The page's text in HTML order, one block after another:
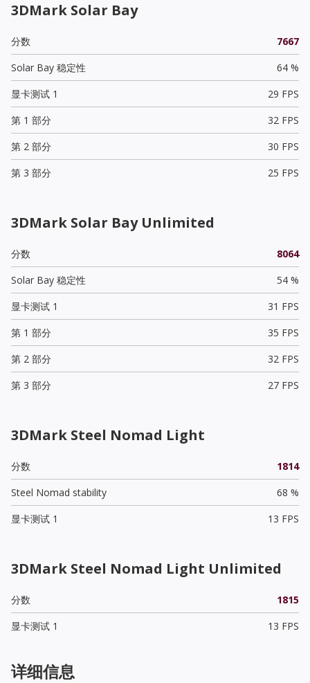
3DMark Solar Bay
分数
7667
Solar Bay 稳定性
64 %
显卡测试 1
29 FPS
第 1 部分
32 FPS
第 2 部分
30 FPS
第 3 部分
25 FPS
3DMark Solar Bay Unlimited
分数
8064
Solar Bay 稳定性
54 %
显卡测试 1
31 FPS
第 1 部分
35 FPS
第 2 部分
32 FPS
第 3 部分
27 FPS
3DMark Steel Nomad Light
分数
1814
Steel Nomad stability
68 %
显卡测试 1
13 FPS
3DMark Steel Nomad Light Unlimited
分数
1815
显卡测试 1
13 FPS
详细信息